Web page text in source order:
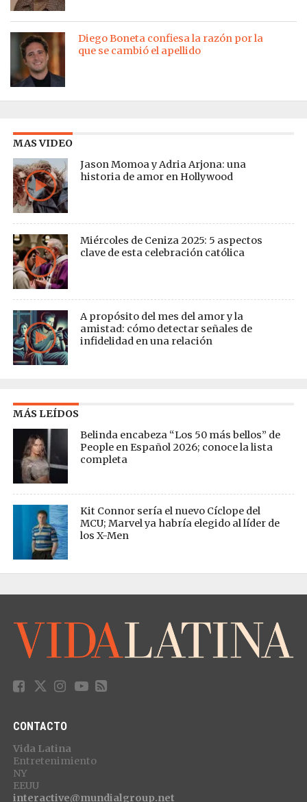
Diego Boneta confiesa la razón por la
que se cambió el apellido
MAS VIDEO
Jason Momoa y Adria Arjona: una
historia de amor en Hollywood
Miércoles de Ceniza 2025: 5 aspectos
clave de esta celebración católica
A propósito del mes del amor y la
amistad: cómo detectar señales de
infidelidad en una relación
MÁS LEÍDOS
Belinda encabeza “Los 50 más bellos” de
People en Español 2026; conoce la lista
completa
Kit Connor sería el nuevo Cíclope del
MCU; Marvel ya habría elegido al líder de
los X-Men
CONTACTO
Vida Latina
Entretenimiento
NY
EEUU
interactive@mundialgroup.net